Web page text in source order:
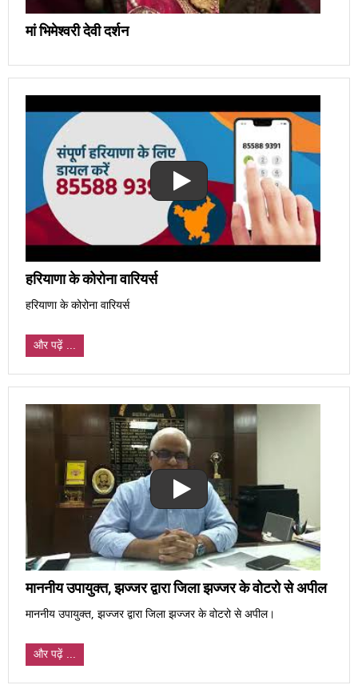
मां भिमेश्वरी देवी दर्शन
हरियाणा के कोरोना वारियर्स
हरियाणा के कोरोना वारियर्स
और पढ़ें ...
माननीय उपायुक्त, झज्जर द्वारा जिला झज्जर के वोटरो से अपील
माननीय उपायुक्त, झज्जर द्वारा जिला झज्जर के वोटरो से अपील।
और पढ़ें ...